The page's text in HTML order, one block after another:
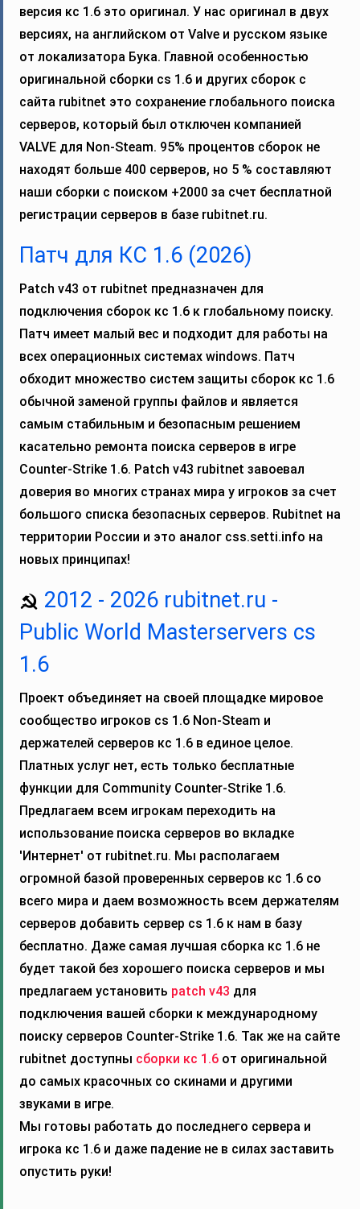
версия кс 1.6 это оригинал. У нас оригинал в двух
версиях, на английском от Valve и русском языке
от локализатора Бука. Главной особенностью
оригинальной сборки cs 1.6 и других сборок с
сайта rubitnet это сохранение глобального поиска
серверов, который был отключен компанией
VALVE для Non-Steam. 95% процентов сборок не
находят больше 400 серверов, но 5 % составляют
наши сборки с поиском +2000 за счет бесплатной
регистрации серверов в базе rubitnet.ru.
Патч для КС 1.6 (2026)
Patch v43 от rubitnet предназначен для
подключения сборок кс 1.6 к глобальному поиску.
Патч имеет малый вес и подходит для работы на
всех операционных системах windows. Патч
обходит множество систем защиты сборок кс 1.6
обычной заменой группы файлов и является
самым стабильным и безопасным решением
касательно ремонта поиска серверов в игре
Counter-Strike 1.6. Patch v43 rubitnet завоевал
доверия во многих странах мира у игроков за счет
большого списка безопасных серверов. Rubitnet на
территории России и это аналог css.setti.info на
новых принципах!
2012 - 2026 rubitnet.ru -
Public World Masterservers cs
1.6
Проект объединяет на своей площадке мировое
сообщество игроков cs 1.6 Non-Steam и
держателей серверов кс 1.6 в единое целое.
Платных услуг нет, есть только бесплатные
функции для Community Counter-Strike 1.6.
Предлагаем всем игрокам переходить на
использование поиска серверов во вкладке
'Интернет' от rubitnet.ru. Мы располагаем
огромной базой проверенных серверов кс 1.6 со
всего мира и даем возможность всем держателям
серверов добавить сервер cs 1.6 к нам в базу
бесплатно. Даже самая лучшая сборка кс 1.6 не
будет такой без хорошего поиска серверов и мы
предлагаем установить patch v43 для
подключения вашей сборки к международному
поиску серверов Counter-Strike 1.6. Так же на сайте
rubitnet доступны сборки кс 1.6 от оригинальной
до самых красочных со скинами и другими
звуками в игре.
Мы готовы работать до последнего сервера и
игрока кс 1.6 и даже падение не в силах заставить
опустить руки!